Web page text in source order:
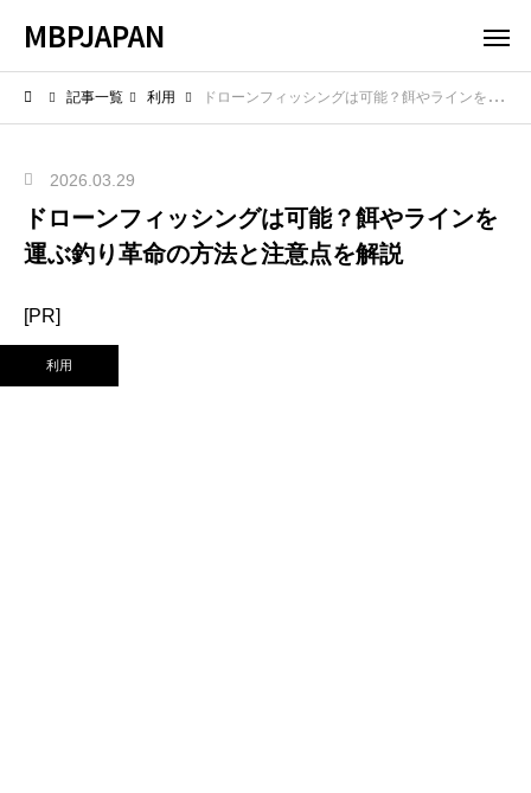
MBPJAPAN
記事一覧 利用 ドローンフィッシングは可能？餌やラインを運ぶ釣り革命の方法と注意点を解説
2026.03.29
ドローンフィッシングは可能？餌やラインを
運ぶ釣り革命の方法と注意点を解説
[PR]
利用